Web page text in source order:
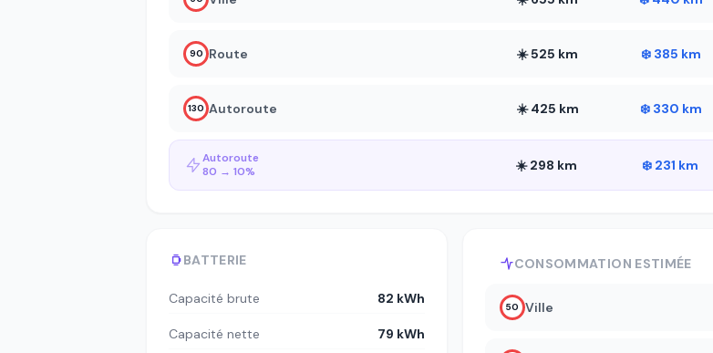
90 Route ☀️ 525 km ❄️ 385 km
130 Autoroute ☀️ 425 km ❄️ 330 km
Autoroute
80 → 10%
☀️ 298 km ❄️ 231 km
BATTERIE
Capacité brute 82 kWh
Capacité nette 79 kWh
CONSOMMATION ESTIMÉE
50 Ville